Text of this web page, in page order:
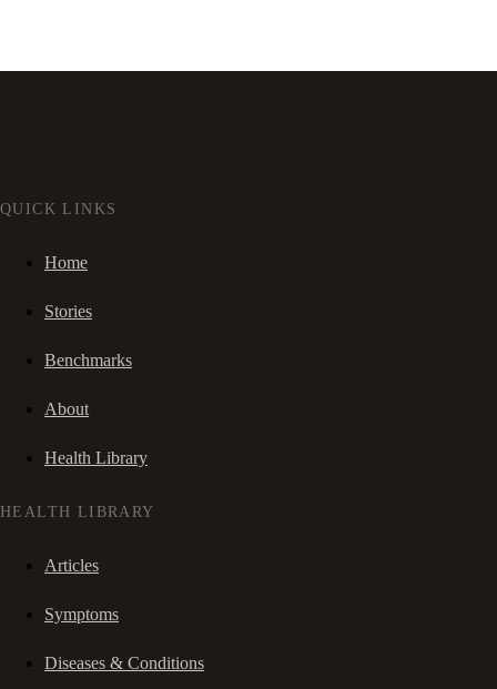
QUICK LINKS
Home
Stories
Benchmarks
About
Health Library
HEALTH LIBRARY
Articles
Symptoms
Diseases & Conditions